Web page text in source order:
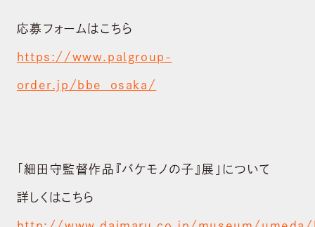
応募フォームはこちら
https://www.palgroup-
order.jp/bbe_osaka/
「細田守監督作品『バケモノの子』展」について
詳しくはこちら